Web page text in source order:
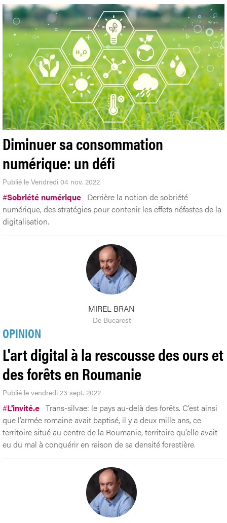
Diminuer sa consommation
numérique: un défi
Publié le Vendredi 04 nov. 2022
#Sobriété numérique Derrière la notion de sobriété
numérique, des stratégies pour contenir les effets néfastes de la
digitalisation.
MIREL BRAN
De Bucarest
OPINION
L'art digital à la rescousse des ours et
des forêts en Roumanie
Publié le vendredi 23 sept. 2022
#L'invité.e Trans-silvae: le pays au-delà des forêts. C’est ainsi
que l’armée romaine avait baptisé, il y a deux mille ans, ce
territoire situé au centre de la Roumanie, territoire qu’elle avait
eu du mal à conquérir en raison de sa densité forestière.